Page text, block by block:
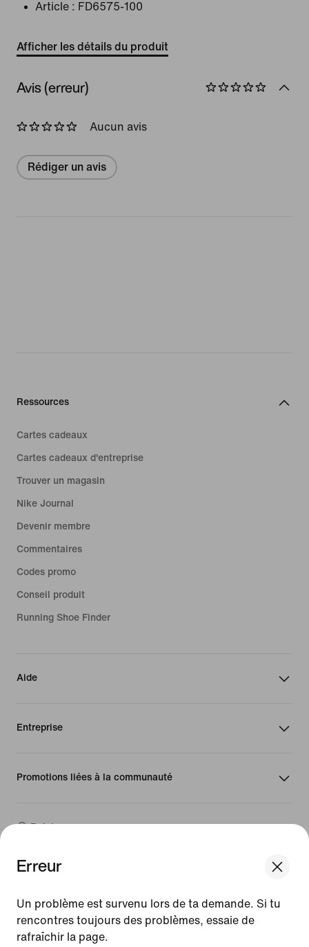
Update your location?
Belgique
Erreur
Un problème est survenu lors de ta demande. Si tu
rencontres toujours des problèmes, essaie de
rafraîchir la page.
Article : FD6575-100
Afficher les détails du produit
Avis (erreur)
Aucun avis
Rédiger un avis
Ressources
Cartes cadeaux
Cartes cadeaux d'entreprise
Trouver un magasin
Nike Journal
Devenir membre
Commentaires
Codes promo
Conseil produit
Running Shoe Finder
Aide
Entreprise
Promotions liées à la communauté
Belgique
Conditions d'utilisation
Conditions générales de vente
Mentions légales